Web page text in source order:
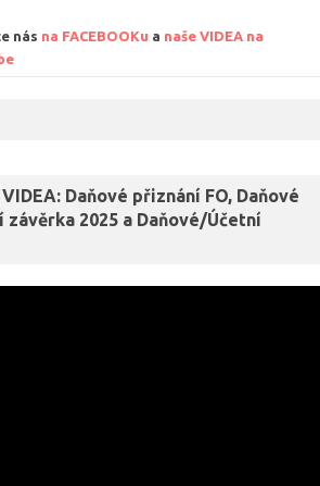
nás na FACEBOOKu a naše VIDEA na
Daňové přiznání FO, Daňové
závěrka 2025 a Daňové/Účetní